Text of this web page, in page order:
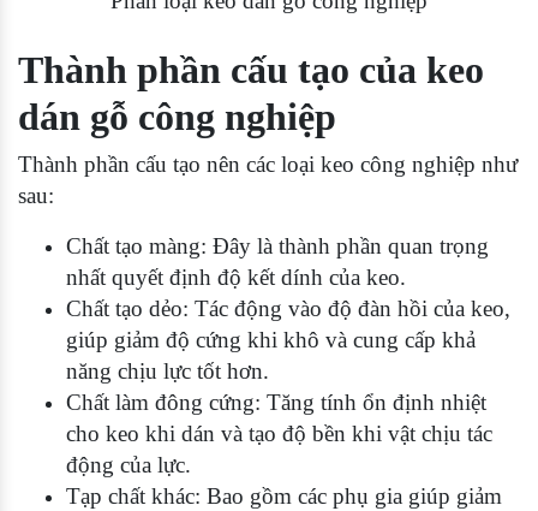
Thành phần cấu tạo của keo
dán gỗ công nghiệp
Thành phần cấu tạo nên các loại keo công nghiệp như
sau:
Chất tạo màng: Đây là thành phần quan trọng
nhất quyết định độ kết dính của keo.
Chất tạo dẻo: Tác động vào độ đàn hồi của keo,
giúp giảm độ cứng khi khô và cung cấp khả
năng chịu lực tốt hơn.
Chất làm đông cứng: Tăng tính ổn định nhiệt
cho keo khi dán và tạo độ bền khi vật chịu tác
động của lực.
Tạp chất khác: Bao gồm các phụ gia giúp giảm